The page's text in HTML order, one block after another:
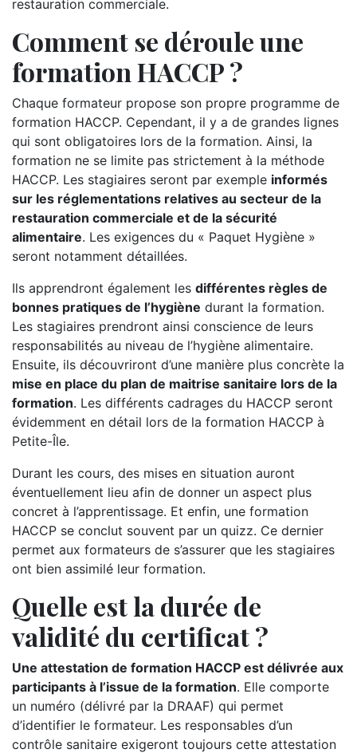
restauration commerciale.
Comment se déroule une
formation HACCP ?
Chaque formateur propose son propre programme de
formation HACCP. Cependant, il y a de grandes lignes
qui sont obligatoires lors de la formation. Ainsi, la
formation ne se limite pas strictement à la méthode
HACCP. Les stagiaires seront par exemple informés
sur les réglementations relatives au secteur de la
restauration commerciale et de la sécurité
alimentaire. Les exigences du « Paquet Hygiène »
seront notamment détaillées.
Ils apprendront également les différentes règles de
bonnes pratiques de l’hygiène durant la formation.
Les stagiaires prendront ainsi conscience de leurs
responsabilités au niveau de l’hygiène alimentaire.
Ensuite, ils découvriront d’une manière plus concrète la
mise en place du plan de maitrise sanitaire lors de la
formation. Les différents cadrages du HACCP seront
évidemment en détail lors de la formation HACCP à
Petite-Île.
Durant les cours, des mises en situation auront
éventuellement lieu afin de donner un aspect plus
concret à l’apprentissage. Et enfin, une formation
HACCP se conclut souvent par un quizz. Ce dernier
permet aux formateurs de s’assurer que les stagiaires
ont bien assimilé leur formation.
Quelle est la durée de
validité du certificat ?
Une attestation de formation HACCP est délivrée aux
participants à l’issue de la formation. Elle comporte
un numéro (délivré par la DRAAF) qui permet
d’identifier le formateur. Les responsables d’un
contrôle sanitaire exigeront toujours cette attestation